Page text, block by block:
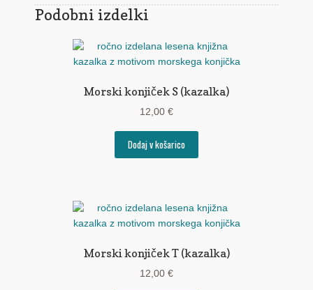
Podobni izdelki
Morski konjiček S (kazalka)
12,00 €
Dodaj v košarico
Morski konjiček T (kazalka)
12,00 €